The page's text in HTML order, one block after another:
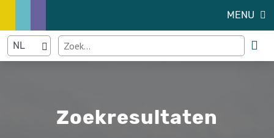
MENU
Zoekresultaten